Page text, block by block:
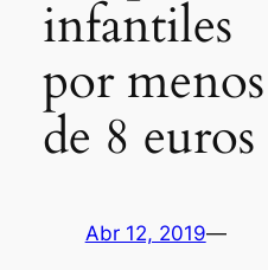
infantiles
por menos
de 8 euros
Abr 12, 2019—